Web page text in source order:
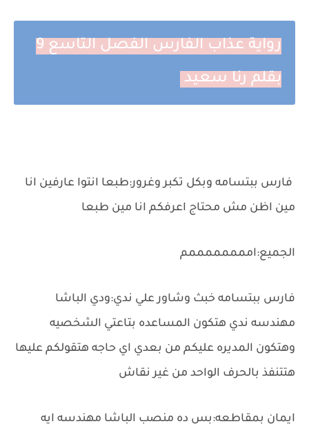
رواية عذاب الفارس الفصل التاسع 9
بقلم رنا سعيد
فارس ببتسامه وبكل تكبر وغرور:طبعا انتوا عارفين انا
مين اظن مش محتاج اعرفكم انا مين طبعا
الجميع:اممممممممم
فارس ببتسامه خبث وشاور علي ندي:ودي الباشا
مهندسه ندي هتكون المساعده بتاعتي الشخصيه
وهتكون المديره عليكم من بعدي اي حاجه هتقولكم عليها
هتتنفذ بالحرف الواحد من غير نقاش
ايمان بمقاطعه:بس ده منصب الباشا مهندسه ايه